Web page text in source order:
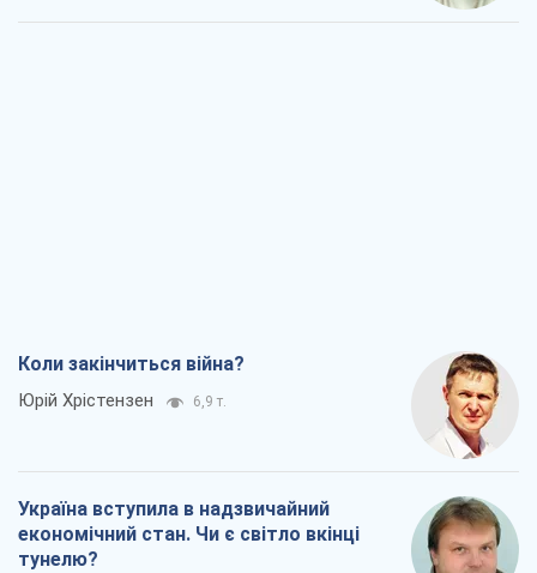
Коли закінчиться війна?
Юрій Хрістензен 6,9 т.
Україна вступила в надзвичайний
економічний стан. Чи є світло вкінці
тунелю?